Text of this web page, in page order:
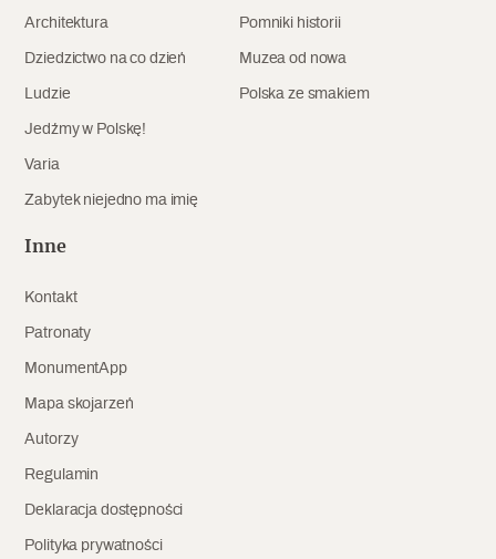
Popularne
Szyb pierwszej windy w Warszawie
Architektura
Dziedzictwo na co dzień
Ludzie
Jedźmy w Polskę!
Varia
Zabytek niejedno ma imię
Pomniki historii
Muzea od nowa
Polska ze smakiem
Inne
Kontakt
Patronaty
MonumentApp
Mapa skojarzeń
Autorzy
Regulamin
Deklaracja dostępności
Polityka prywatności